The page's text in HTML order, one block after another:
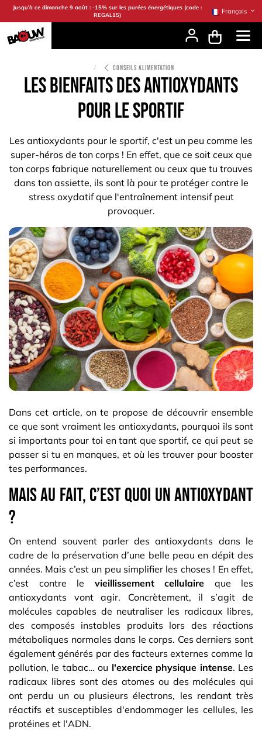
Se rendre au contenu
Jusqu'à ce dimanche 9 août : -15% sur les purées énergétiques (code :
REGAL15)
Français
CONSEILS ALIMENTATION
Les bienfaits des antioxydants
pour le sportif
Les antioxydants pour le sportif, c'est un peu comme les
super-héros de ton corps ! En effet, que ce soit ceux que
ton corps fabrique naturellement ou ceux que tu trouves
dans ton assiette, ils sont là pour te protéger contre le
stress oxydatif que l'entraînement intensif peut
provoquer.
Dans cet article, on te propose de découvrir ensemble
ce que sont vraiment les antioxydants, pourquoi ils sont
si importants pour toi en tant que sportif, ce qui peut se
passer si tu en manques, et où les trouver pour booster
tes performances.
Mais au fait, c’est quoi un antioxydant
?
On entend souvent parler des antioxydants dans le
cadre de la préservation d’une belle peau en dépit des
années. Mais c’est un peu simplifier les choses ! En effet,
c’est contre le vieillissement cellulaire que les
antioxydants vont agir. Concrètement, il s’agit de
molécules capables de neutraliser les radicaux libres,
des composés instables produits lors des réactions
métaboliques normales dans le corps. Ces derniers sont
également générés par des facteurs externes comme la
pollution, le tabac… ou l'exercice physique intense. Les
radicaux libres sont des atomes ou des molécules qui
ont perdu un ou plusieurs électrons, les rendant très
réactifs et susceptibles d'endommager les cellules, les
protéines et l'ADN.